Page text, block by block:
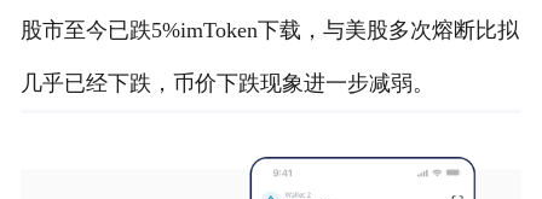
股市至今已跌5%imToken下载，与美股多次熔断比拟
几乎已经下跌，币价下跌现象进一步减弱。